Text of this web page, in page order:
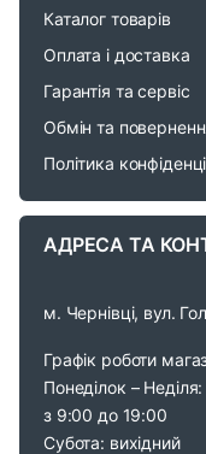
Каталог товарів
Оплата і доставка
Гарантія та сервіс
Обмін та
Політика
АДРЕСА ТА
м. Чернівці, вул.
Графік роботи
Понеділок – Неділя:
з 9:00 до 19:00
Субота: вихідний